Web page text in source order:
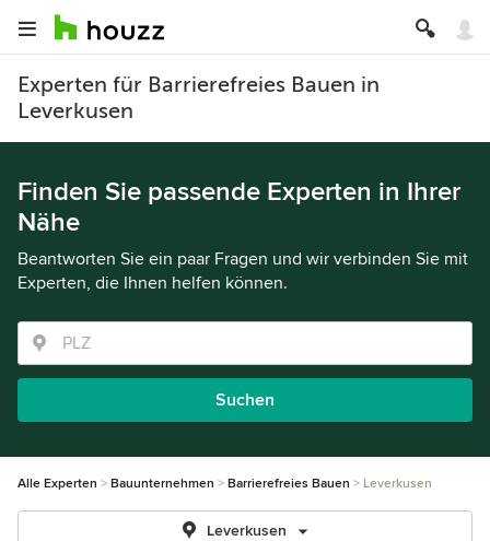
Experten für Barrierefreies Bauen in
Leverkusen
Finden Sie passende Experten in Ihrer
Nähe
Beantworten Sie ein paar Fragen und wir verbinden Sie mit
Experten, die Ihnen helfen können.
Suchen
Alle Experten Bauunternehmen Barrierefreies Bauen Leverkusen
Leverkusen